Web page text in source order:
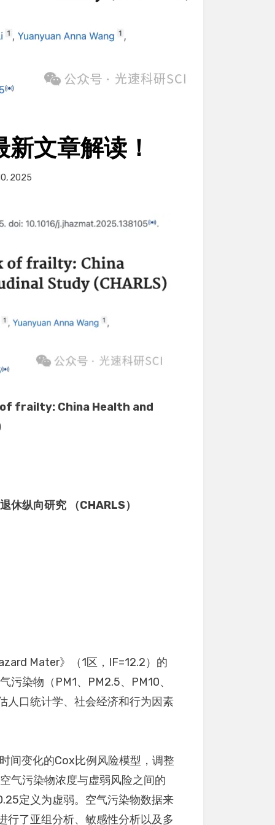
文章解读！
2025
frailty: China Health and
休纵向研究 （CHARLS）
Mater》（1区，IF=12.2）的
污染物（PM1、PM2.5、PM10、
人口统计学、社会经济和行为因素
间变化的Cox比例风险模型，调整
气污染物浓度与虚弱风险之间的
定义为虚弱。空气污染物数据来
行了亚组分析、敏感性分析以及多